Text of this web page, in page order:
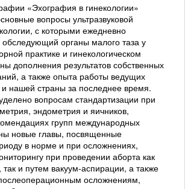
«Эхография в гинекологии»
вопросы ультразвуковой
с которыми ежедневно
обследующий органы малого таза у
практике и гинекологическом
дополнения результатов собственных
а также опыта работы ведущих
нашей страны за последнее время.
вопросам стандартизации при
эндометрия и яичников,
групп международных
новые главы, посвященные
в норме и при осложнениях,
при проведении аборта как
и путем вакуум-аспирации, а также
осложнениям,